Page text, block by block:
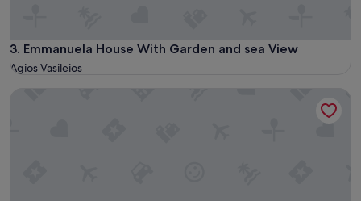
3. Emmanuela House With Garden and sea View
Emmanuela House With Garden and sea View
Agios Vasileios